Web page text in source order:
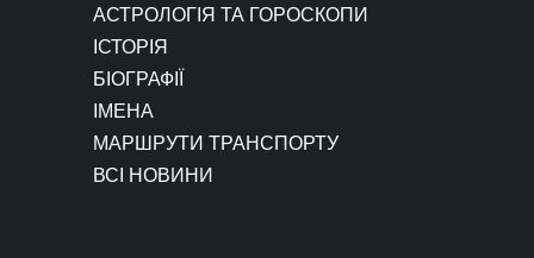
АСТРОЛОГІЯ ТА ГОРОСКОПИ
ІСТОРІЯ
БІОГРАФІЇ
ІМЕНА
МАРШРУТИ ТРАНСПОРТУ
ВСІ НОВИНИ